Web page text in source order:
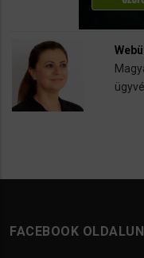
FACEBOOK